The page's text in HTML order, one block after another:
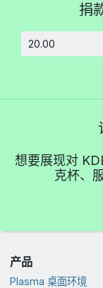
捐
想要展现对
克杯、
产品
Plasma 桌面环境